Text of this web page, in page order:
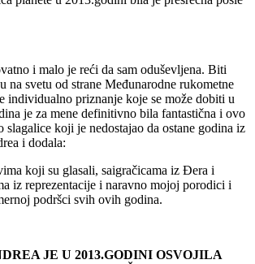
i malo je reći da sam oduševljena. Biti
na svetu od strane Međunarodne rukometne
individualno priznanje koje se može dobiti u
je za mene definitivno bila fantastična i ovo
slagalice koji je nedostajao da ostane godina iz
i dodala:
koji su glasali, saigračicama iz Đera i
iz reprezentacije i naravno mojoj porodici i
podršci svih ovih godina.
JE U 2013.GODINI OSVOJILA